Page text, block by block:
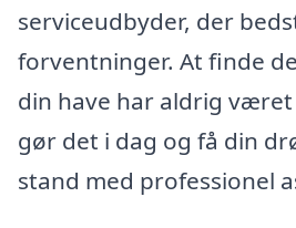
serviceudbyder, der
forventninger. At finde
din have har aldrig været
gør det i dag og få din
stand med professionel